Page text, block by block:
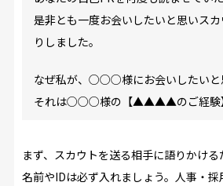
是非とも一度お会いしたいと思いス
りしました。
なぜ私が、○○○様にお会いしたいと
それは○○○様の【▲▲▲▲のご経験】
まず、スカウトを送る相手に語りかけ
名前やIDは必ず入れましょう。人事・